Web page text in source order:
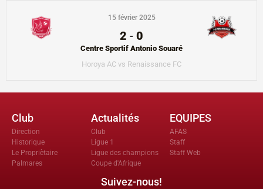
15 février 2025
2 - 0
Centre Sportif Antonio Souaré
Horoya AC vs Renaissance FC
Club
Direction
Historique
Le Propriètaire
Palmares
Actualités
Club
Ligue 1
Ligue des champions
Coupe d'Afrique
EQUIPES
AFAS
Staff
Staff Web
Suivez-nous!